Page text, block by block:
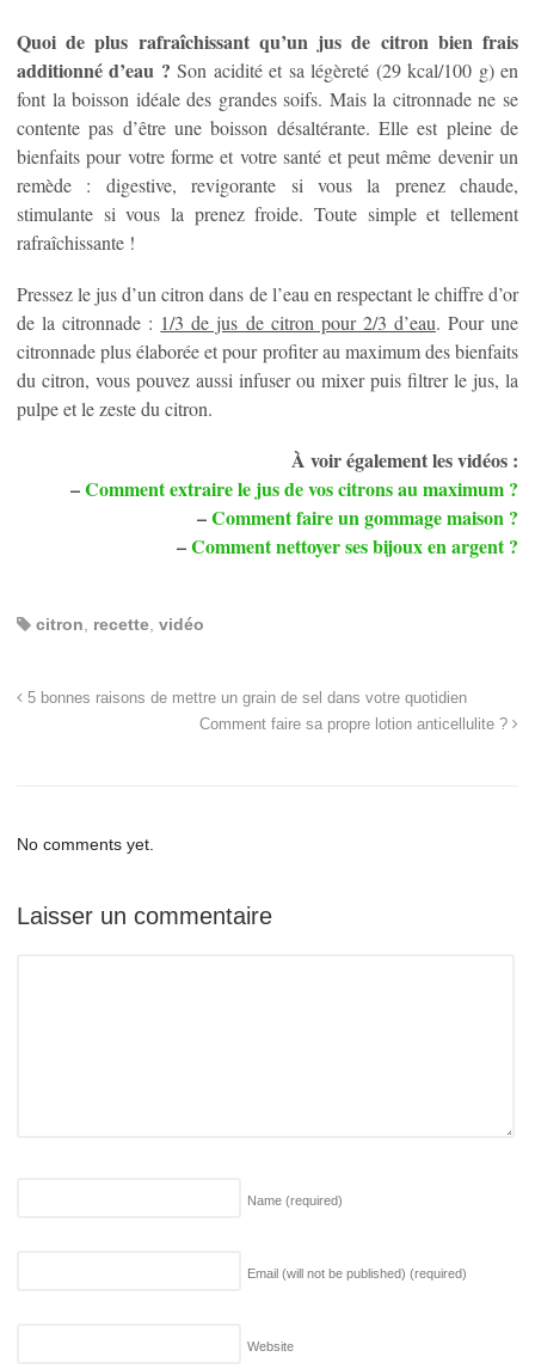
Quoi de plus rafraîchissant qu’un jus de citron bien frais
additionné d’eau ? Son acidité et sa légèreté (29 kcal/100 g) en
font la boisson idéale des grandes soifs. Mais la citronnade ne se
contente pas d’être une boisson désaltérante. Elle est pleine de
bienfaits pour votre forme et votre santé et peut même devenir un
remède : digestive, revigorante si vous la prenez chaude,
stimulante si vous la prenez froide. Toute simple et tellement
rafraîchissante !
Pressez le jus d’un citron dans de l’eau en respectant le chiffre d’or
de la citronnade : 1/3 de jus de citron pour 2/3 d’eau. Pour une
citronnade plus élaborée et pour profiter au maximum des bienfaits
du citron, vous pouvez aussi infuser ou mixer puis filtrer le jus, la
pulpe et le zeste du citron.
À voir également les vidéos :
–Comment extraire le jus de vos citrons au maximum ?
–Comment faire un gommage maison ?
–Comment nettoyer ses bijoux en argent ?
citron recette vidéo
5 bonnes raisons de mettre un grain de sel dans votre quotidien
Comment faire sa propre lotion anticellulite ?
No comments yet.
Laisser un commentaire
Name (required)
Email (will not be published) (required)
Website